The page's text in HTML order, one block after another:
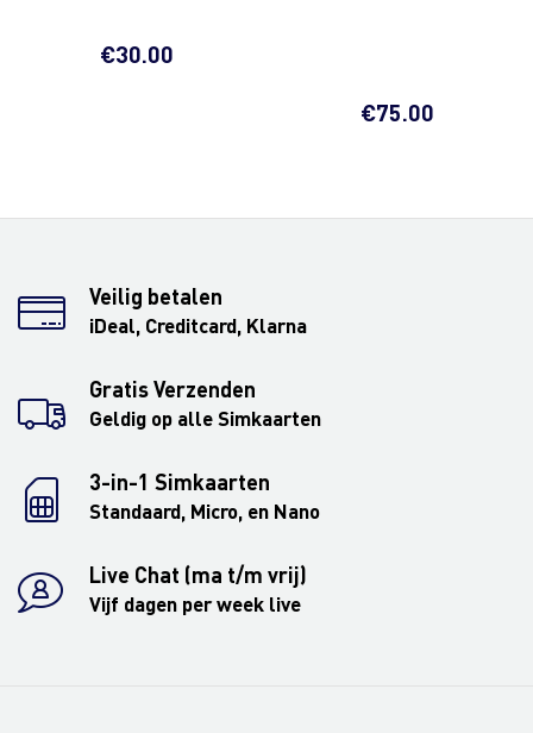
€30.00
€75.00
Veilig betalen
iDeal, Creditcard, Klarna
Gratis Verzenden
Geldig op alle Simkaarten
3-in-1 Simkaarten
Standaard, Micro, en Nano
Live Chat (ma t/m vrij)
Vijf dagen per week live